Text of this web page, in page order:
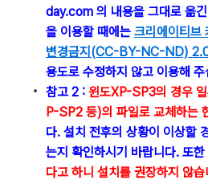
day.com 의 내용을 그대로 옮
을 이용할 때에는 크리에이티브
변경금지(CC-BY-NC-ND)
용도로 수정하지 않고 이용해 주
참고 2 : 윈도XP-SP3의 경우
P-SP2 등)의 파일로 교체하는
다. 설치 전후의 상황이 이상할
는지 확인하시기 바랍니다. 또
다고 하니 설치를 권장하지 않습